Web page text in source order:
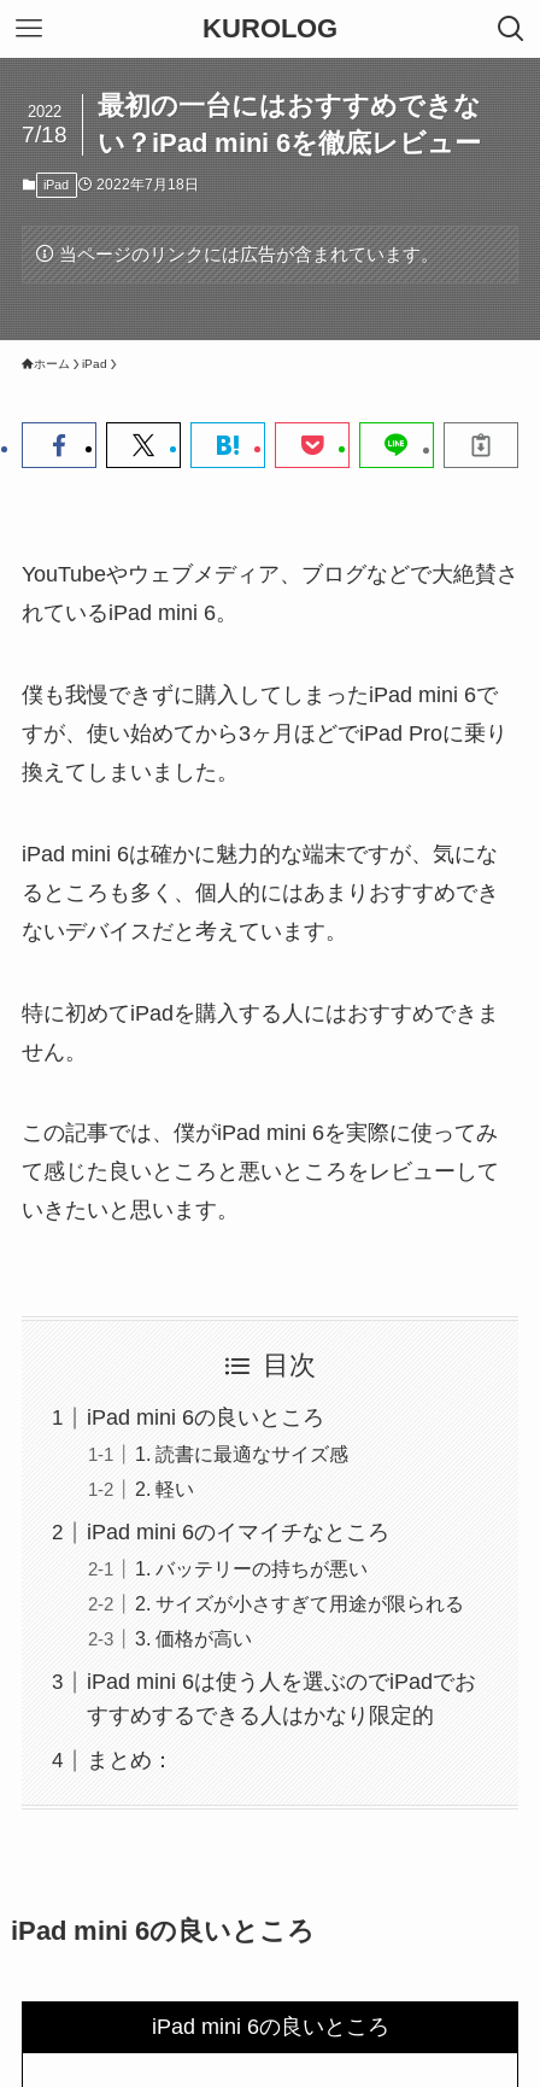
KUROLOG
最初の一台にはおすすめできな
い？iPad mini 6を徹底レビュー
2022
7/18
iPad 2022年7月18日
当ページのリンクには広告が含まれています。
ホーム iPad
YouTubeやウェブメディア、ブログなどで大絶賛さ
れているiPad mini 6。
僕も我慢できずに購入してしまったiPad mini 6で
すが、使い始めてから3ヶ月ほどでiPad Proに乗り
換えてしまいました。
iPad mini 6は確かに魅力的な端末ですが、気にな
るところも多く、個人的にはあまりおすすめでき
ないデバイスだと考えています。
特に初めてiPadを購入する人にはおすすめできま
せん。
この記事では、僕がiPad mini 6を実際に使ってみ
て感じた良いところと悪いところをレビューして
いきたいと思います。
目次
iPad mini 6の良いところ
1. 読書に最適なサイズ感
2. 軽い
iPad mini 6のイマイチなところ
1. バッテリーの持ちが悪い
2. サイズが小さすぎて用途が限られる
3. 価格が高い
iPad mini 6は使う人を選ぶのでiPadでお
すすめするできる人はかなり限定的
まとめ：
iPad mini 6の良いところ
iPad mini 6の良いところ